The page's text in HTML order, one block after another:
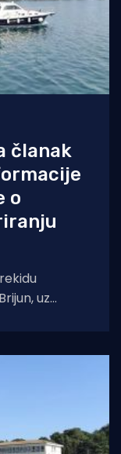
članak
o
uz